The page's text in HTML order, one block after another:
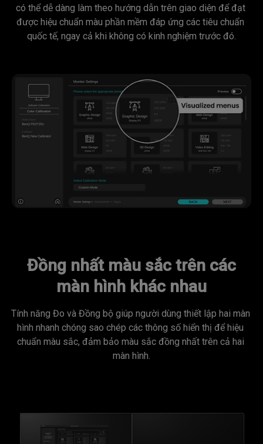
có thể dễ dàng làm theo hướng dẫn trên giao diện để đạt
được hiệu chuẩn màu phần mềm đáp ứng các tiêu chuẩn
quốc tế, ngay cả khi không có kinh nghiệm trước đó.
Đồng nhất màu sắc trên các
màn hình khác nhau
Tính năng Đo và Đồng bộ giúp người dùng thiết lập hai màn
hình nhanh chóng sao chép các thông số hiển thị để hiệu
chuẩn màu sắc, đảm bảo màu sắc đồng nhất trên cả hai
màn hình.